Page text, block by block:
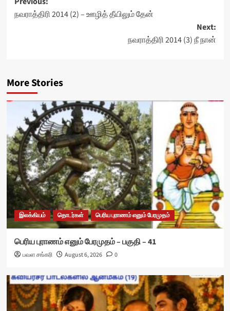
navigation
நவராத்திரி 2014 (2) – ஊழித் தீயிலும் தேன்
Next:
நவராத்திரி 2014 (3) நீ நான்
More Stories
இலக்கியம் தொடர்கள் பெரிய புராணம் எனும் பேரமுதம்
பெரிய புராணம் எனும் பேரமுதம் – பகுதி – 41
பவள சங்கரி August 6, 2026 0